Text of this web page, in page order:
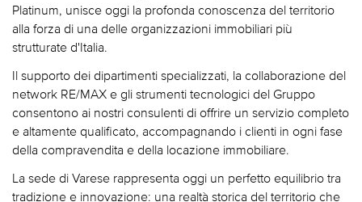
Platinum, unisce oggi la profonda conoscenza del territorio
alla forza di una delle organizzazioni immobiliari più
strutturate d'Italia.
Il supporto dei dipartimenti specializzati, la collaborazione del
network RE/MAX e gli strumenti tecnologici del Gruppo
consentono ai nostri consulenti di offrire un servizio completo
e altamente qualificato, accompagnando i clienti in ogni fase
della compravendita e della locazione immobiliare.
La sede di Varese rappresenta oggi un perfetto equilibrio tra
tradizione e innovazione: una realtà storica del territorio che